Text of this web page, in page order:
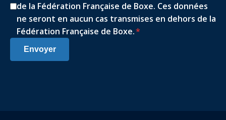
de la Fédération Française de Boxe. Ces données
ne seront en aucun cas transmises en dehors de la
Fédération Française de Boxe.*
Envoyer